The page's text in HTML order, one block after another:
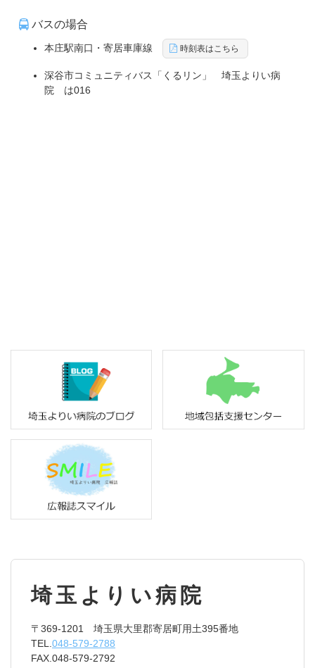
バスの場合
本庄駅南口・寄居車庫線 時刻表はこちら
深谷市コミュニティバス「くるリン」 埼玉よりい病
院 は016
埼玉よりい病院
〒369-1201 埼玉県大里郡寄居町用土395番地
TEL. 048-579-2788
FAX.048-579-2792